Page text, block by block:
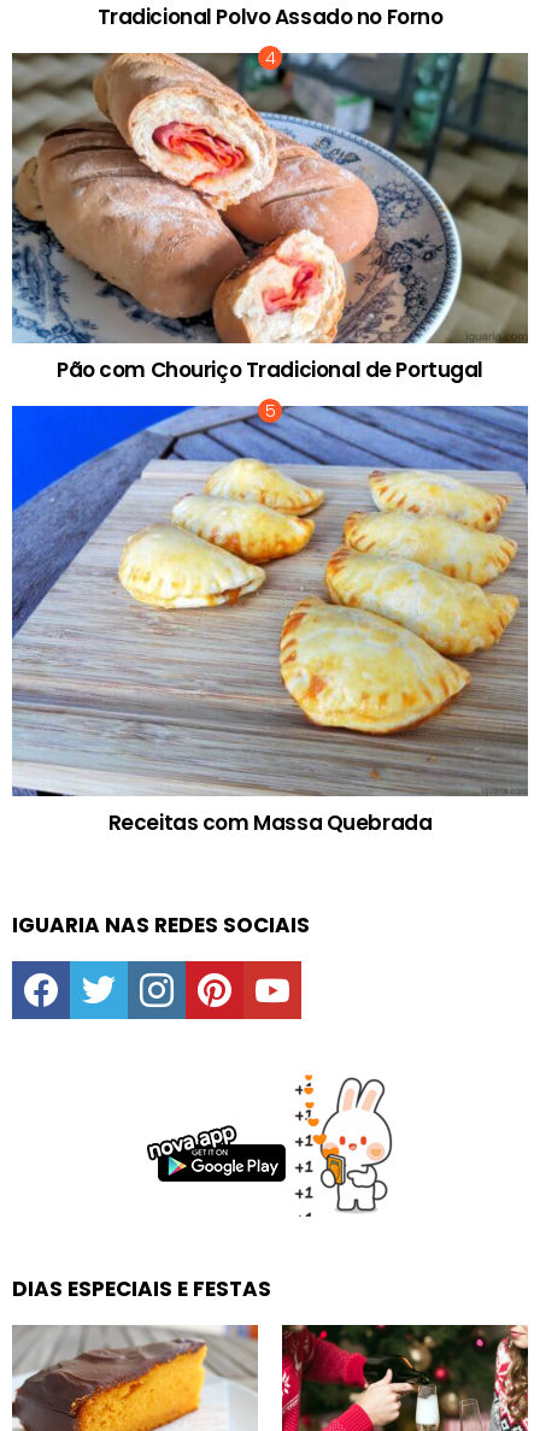
Tradicional Polvo Assado no Forno
Pão com Chouriço Tradicional de Portugal
Receitas com Massa Quebrada
IGUARIA NAS REDES SOCIAIS
facebooktwitter instagrampinterestyoutube
DIAS ESPECIAIS E FESTAS